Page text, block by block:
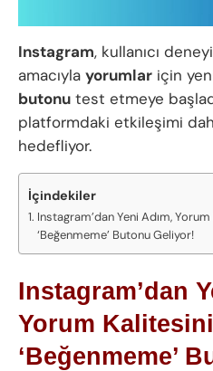
Instagram, kullanıcı
amacıyla yorumlar için
butonu test etmeye
platformdaki etkileşimi
hedefliyor.
İçindekiler
Instagram’dan Yeni Adım,
‘Beğenmeme’ Butonu Geliyor!
Instagram’dan
Yorum
‘Beğenmeme’